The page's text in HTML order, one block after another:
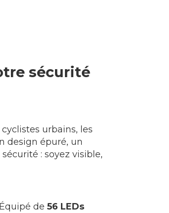
sécurité
urbains, les
design épuré, un
: soyez visible,
de 56 LEDs